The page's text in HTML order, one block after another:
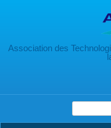
Association des